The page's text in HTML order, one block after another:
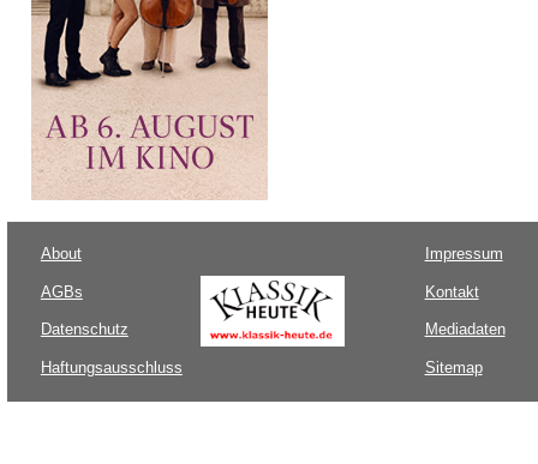
About
AGBs
Datenschutz
Haftungsausschluss
Impressum
Kontakt
Mediadaten
Sitemap